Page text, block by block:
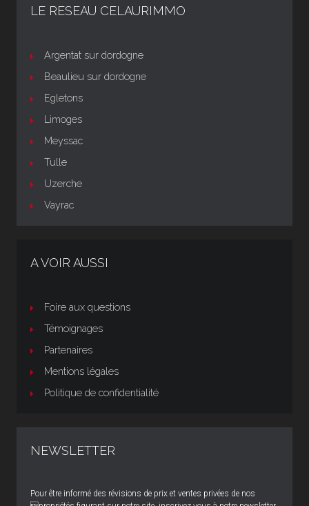
LE RESEAU CELAURIMMO
Argentat sur dordogne
Beaulieu sur dordogne
Egletons
Limoges
Meyssac
Tulle
Uzerche
Vayrac
A VOIR AUSSI
Foire aux questions
Témoignages
Partenaires
Mentions légales
Politique de confidentialité
NEWSLETTER
Pour être informé des révisions de prix et ventes privées de nos